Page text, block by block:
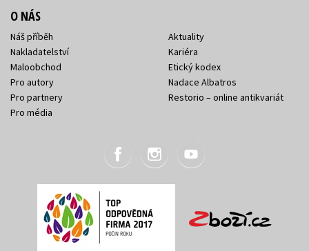
O NÁS
Náš příběh
Nakladatelství
Maloobchod
Pro autory
Pro partnery
Pro média
Aktuality
Kariéra
Etický kodex
Nadace Albatros
Restorio – online antikvariát